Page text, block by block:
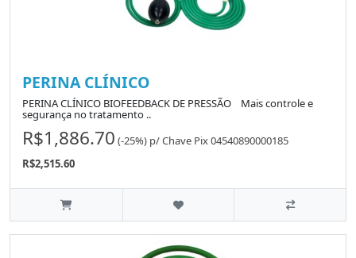
PERINA CLÍNICO
PERINA CLÍNICO BIOFEEDBACK DE PRESSÃO Mais controle e
segurança no tratamento ..
R$1,886.70 (-25%) p/Chave Pix 04540890000185
R$2,515.60